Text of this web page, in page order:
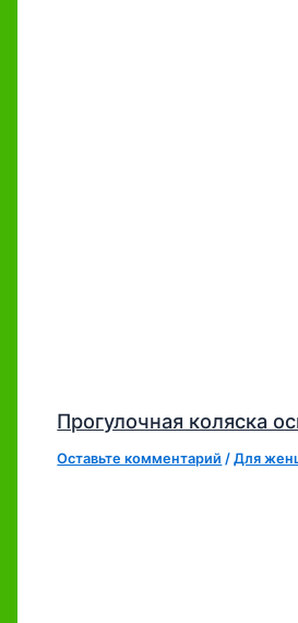
Прогулочная коляска
Оставьте комментарий /Для